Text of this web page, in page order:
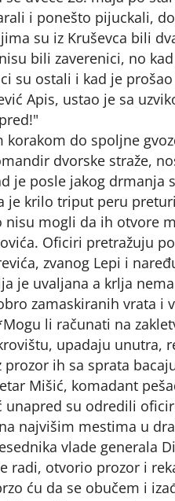
i ponešto pijuckali,
su iz Kruševca bili
bili zaverenici, no
su ostali i kad je
Apis, ustao je sa
korakom do spoljne
dvorske straže,
je posle jakog
je krilo triput peru
nisu mogli da ih otvore
Oficiri pretražuju
zvanog Lepi i
je uvaljana a krlja
zamaskiranih vrata i
li računati na
upadaju unutra,
ih sa sprata
Mišić, komadant
unapred su odredili
najvišim mestima u
vlade generala
radi, otvorio prozor i
ću da se obučem i